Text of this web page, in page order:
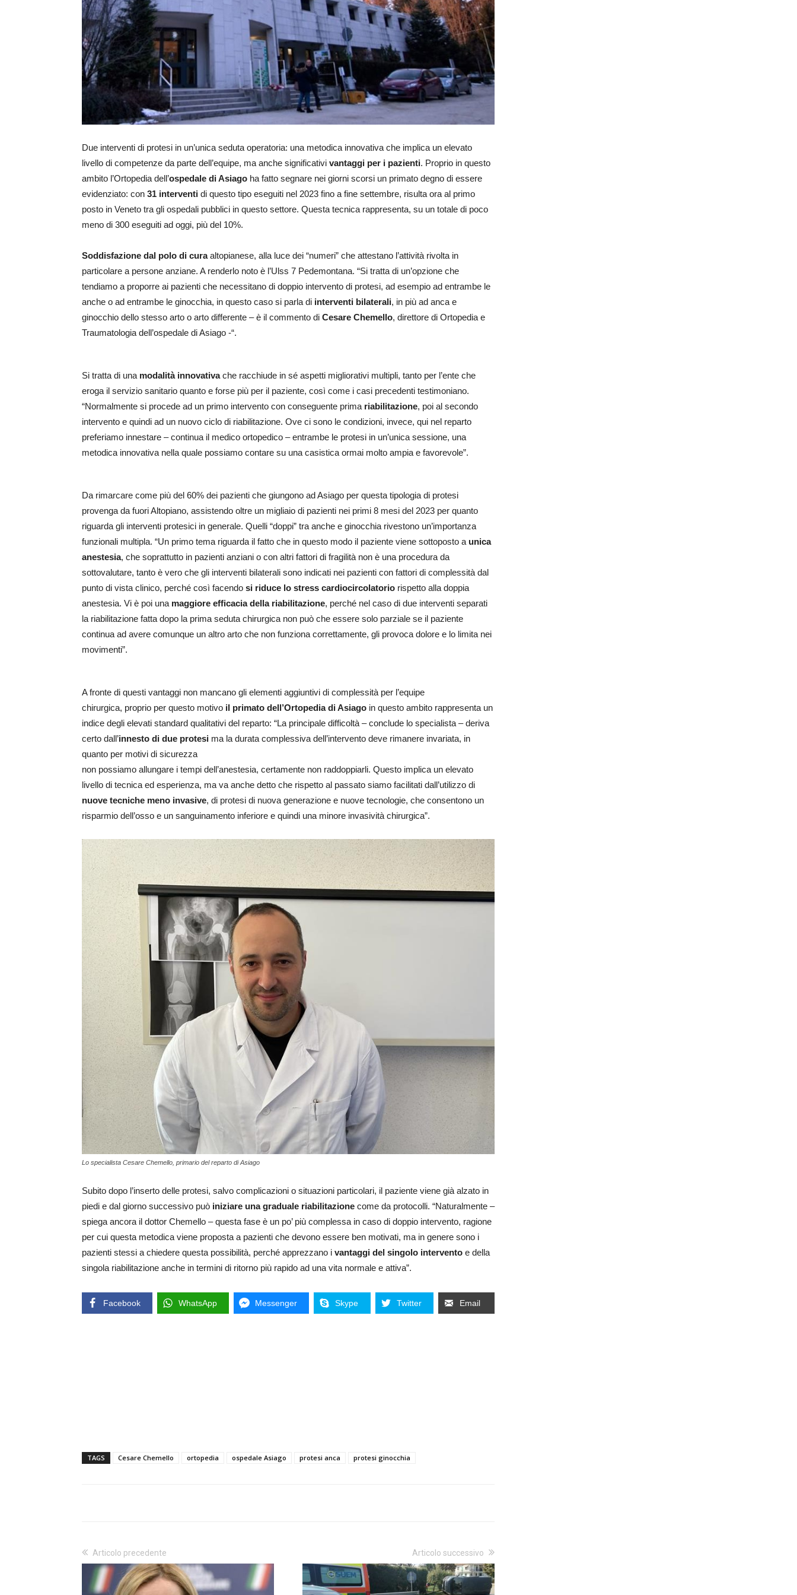
Due interventi di protesi in un’unica seduta operatoria: una metodica innovativa che implica un elevato
livello di competenze da parte dell’equipe, ma anche significativi vantaggi per i pazienti. Proprio in questo
ambito l’Ortopedia dell’ospedale di Asiago ha fatto segnare nei giorni scorsi un primato degno di essere
evidenziato: con 31 interventi di questo tipo eseguiti nel 2023 fino a fine settembre, risulta ora al primo
posto in Veneto tra gli ospedali pubblici in questo settore. Questa tecnica rappresenta, su un totale di poco
meno di 300 eseguiti ad oggi, più del 10%.
Soddisfazione dal polo di curaaltopianese, alla luce dei “numeri” che attestano l’attività rivolta in
particolare a persone anziane. A renderlo noto è l’Ulss 7 Pedemontana. “Si tratta di un’opzione che
tendiamo a proporre ai pazienti che necessitano di doppio intervento di protesi, ad esempio ad entrambe le
anche o ad entrambe le ginocchia, in questo caso si parla di interventi bilaterali, in più ad anca e
ginocchio dello stesso arto o arto differente – è il commento di Cesare Chemello, direttore di Ortopedia e
Traumatologia dell’ospedale di Asiago -“.
Si tratta di una modalità innovativache racchiude in sé aspetti migliorativi multipli, tanto per l’ente che
eroga il servizio sanitario quanto e forse più per il paziente, così come i casi precedenti testimoniano.
“Normalmente si procede ad un primo intervento con conseguente prima riabilitazione, poi al secondo
intervento e quindi ad un nuovo ciclo di riabilitazione. Ove ci sono le condizioni, invece, qui nel reparto
preferiamo innestare – continua il medico ortopedico – entrambe le protesi in un’unica sessione, una
metodica innovativa nella quale possiamo contare su una casistica ormai molto ampia e favorevole”.
Da rimarcare come più del 60% dei pazienti che giungono ad Asiago per questa tipologia di protesi
provenga da fuori Altopiano, assistendo oltre un migliaio di pazienti nei primi 8 mesi del 2023 per quanto
riguarda gli interventi protesici in generale. Quelli “doppi” tra anche e ginocchia rivestono un’importanza
funzionali multipla. “Un primo tema riguarda il fatto che in questo modo il paziente viene sottoposto a unica
anestesia, che soprattutto in pazienti anziani o con altri fattori di fragilità non è una procedura da
sottovalutare, tanto è vero che gli interventi bilaterali sono indicati nei pazienti con fattori di complessità dal
punto di vista clinico, perché così facendo si riduce lo stress cardiocircolatorio rispetto alla doppia
anestesia. Vi è poi una maggiore efficacia della riabilitazione, perché nel caso di due interventi separati
la riabilitazione fatta dopo la prima seduta chirurgica non può che essere solo parziale se il paziente
continua ad avere comunque un altro arto che non funziona correttamente, gli provoca dolore e lo limita nei
movimenti”.
A fronte di questi vantaggi non mancano gli elementi aggiuntivi di complessità per l’equipe
chirurgica, proprio per questo motivo il primato dell’Ortopedia di Asiago in questo ambito rappresenta un
indice degli elevati standard qualitativi del reparto: “La principale difficoltà – conclude lo specialista – deriva
certo dall’innesto di due protesi ma la durata complessiva dell’intervento deve rimanere invariata, in
quanto per motivi di sicurezza
non possiamo allungare i tempi dell’anestesia, certamente non raddoppiarli. Questo implica un elevato
livello di tecnica ed esperienza, ma va anche detto che rispetto al passato siamo facilitati dall’utilizzo di
nuove tecniche meno invasive, di protesi di nuova generazione e nuove tecnologie, che consentono un
risparmio dell’osso e un sanguinamento inferiore e quindi una minore invasività chirurgica”.
Lo specialista Cesare Chemello, primario del reparto di Asiago
Subito dopo l’inserto delle protesi, salvo complicazioni o situazioni particolari, il paziente viene già alzato in
piedi e dal giorno successivo può iniziare una graduale riabilitazione come da protocolli. “Naturalmente –
spiega ancora il dottor Chemello – questa fase è un po’ più complessa in caso di doppio intervento, ragione
per cui questa metodica viene proposta a pazienti che devono essere ben motivati, ma in genere sono i
pazienti stessi a chiedere questa possibilità, perché apprezzano i vantaggi del singolo intervento e della
singola riabilitazione anche in termini di ritorno più rapido ad una vita normale e attiva”.
Facebook WhatsApp Messenger Skype Twitter Email
TAGS Cesare Chemello ortopedia ospedale Asiago protesi anca protesi ginocchia
Articolo precedente Articolo successivo